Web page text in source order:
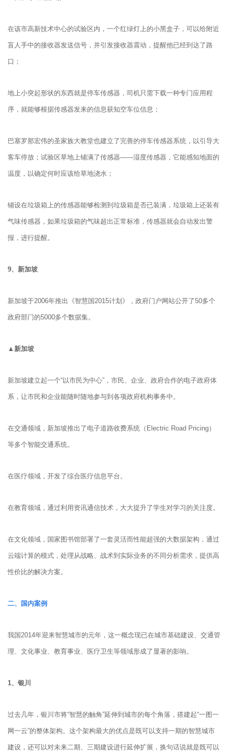
在该市高新技术中心的试验区内，一个红绿灯上的小黑盒子，可以给附近
盲人手中的接收器发送信号，并引发接收器震动，提醒他已经到达了路
口；
地上小突起形状的东西就是停车传感器，司机只需下载一种专门应用程
序，就能够根据传感器发来的信息获知空车位信息；
巴塞罗那宏伟的圣家族大教堂也建立了完善的停车传感器系统，以引导大
客车停放；试验区草地上铺满了传感器——湿度传感器，它能感知地面的
温度，以确定何时应该给草地浇水；
铺设在垃圾箱上的传感器能够检测到垃圾箱是否已装满，垃圾箱上还装有
气味传感器，如果垃圾箱的气味超出正常标准，传感器就会自动发出警
报，进行提醒。
9、 新加坡
新加坡于2006年推出《智慧国2015计划》，政府门户网站公开了50多个
政府部门的5000多个数据集。
▲新加坡
新加坡建立起一个“以市民为中心”，市民、企业、政府合作的电子政府体
系，让市民和企业能随时随地参与到各项政府机构事务中。
在交通领域，新加坡推出了电子道路收费系统（Electric Road Pricing）
等多个智能交通系统。
在医疗领域，开发了综合医疗信息平台。
在教育领域，通过利用资讯通信技术，大大提升了学生对学习的关注度。
在文化领域，国家图书馆部署了一套灵活而性能超强的大数据架构，通过
云端计算的模式，处理从战略、战术到实际业务的不同分析需求，提供高
性价比的解决方案。
二、国内案例
我国2014年迎来智慧城市的元年，这一概念现已在城市基础建设、交通管
理、文化事业、教育事业、医疗卫生等领域形成了显著的影响。
1、 银川
过去几年，银川市将“智慧的触角”延伸到城市的每个角落，搭建起“一图一
网一云”的整体架构。这个架构最大的优点是既可以支持一期的智慧城市
建设，还可以对未来二期、三期建设进行延伸扩展，换句话说就是既可以